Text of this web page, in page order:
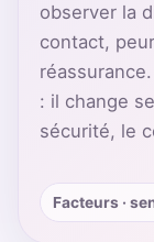
observer la
contact,
: il change
sécurité, le
Facteurs ·